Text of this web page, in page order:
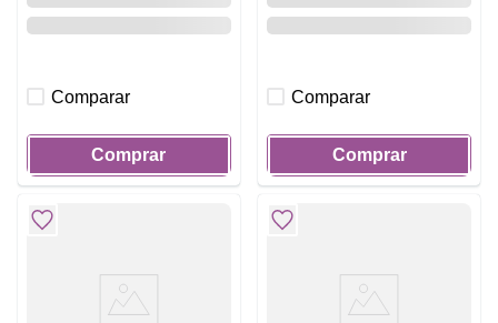
Comparar
Comprar
Comparar
Comprar